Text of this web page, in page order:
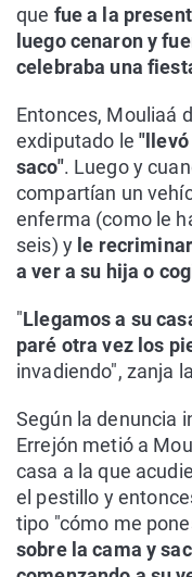
que fue a la
luego cenaron y
celebraba una
Entonces, Mouliaá
exdiputado le "llevó
saco". Luego y
compartían un
enferma (como le
seis) y le
a ver a su hija o
"Llegamos a su
paré otra vez los
invadiendo", zanja
Según la denuncia
Errejón metió a
casa a la que
el pestillo y
tipo "cómo me
sobre la cama y